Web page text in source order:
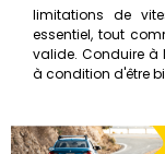
limitations de
essentiel, tout
valide. Conduire à
à condition d'être